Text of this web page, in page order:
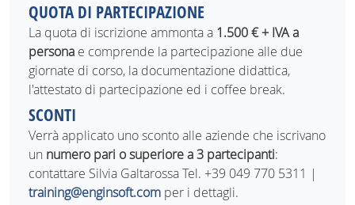
QUOTA DI PARTECIPAZIONE
La quota di iscrizione ammonta a 1.500 € + IVA a
persona e comprende la partecipazione alle due
giornate di corso, la documentazione didattica,
l'attestato di partecipazione ed i coffee break.
SCONTI
Verrà applicato uno sconto alle aziende che iscrivano
un numero pari o superiore a 3 partecipanti:
contattare Silvia Galtarossa Tel. +39 049 770 5311 |
training@enginsoft.com per i dettagli.